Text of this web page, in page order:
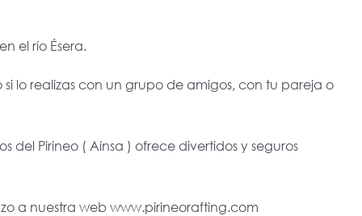
el río Ésera.
lo realizas con un grupo de amigos, con tu pareja o
del Pirineo ( Aínsa ) ofrece divertidos y seguros
a nuestra web www.pirineorafting.com